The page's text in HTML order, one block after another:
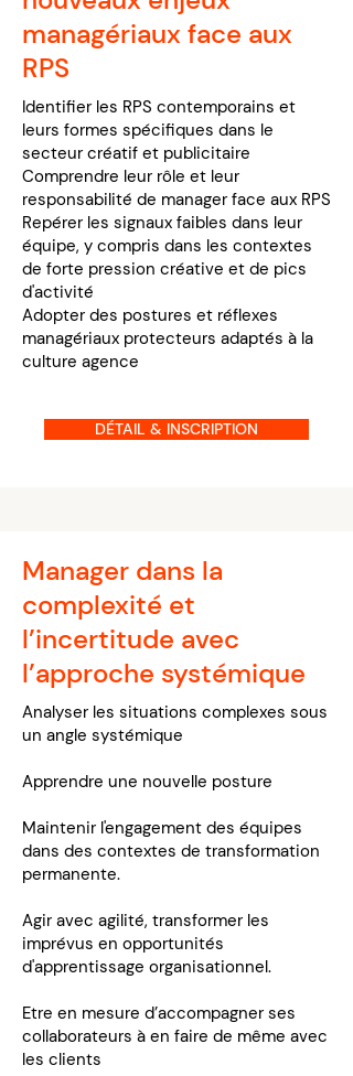
managériaux face aux
RPS
Identifier les RPS contemporains et
leurs formes spécifiques dans le
secteur créatif et publicitaire
Comprendre leur rôle et leur
responsabilité de manager face aux RPS
Repérer les signaux faibles dans leur
équipe, y compris dans les contextes
de forte pression créative et de pics
d'activité
Adopter des postures et réflexes
managériaux protecteurs adaptés à la
culture agence
DÉTAIL & INSCRIPTION
Manager dans la
complexité et
l’incertitude avec
l’approche systémique
Analyser les situations complexes sous
un angle systémique
Apprendre une nouvelle posture
Maintenir l'engagement des équipes
dans des contextes de transformation
permanente.
Agir avec agilité, transformer les
imprévus en opportunités
d'apprentissage organisationnel.
Etre en mesure d’accompagner ses
collaborateurs à en faire de même avec
les clients